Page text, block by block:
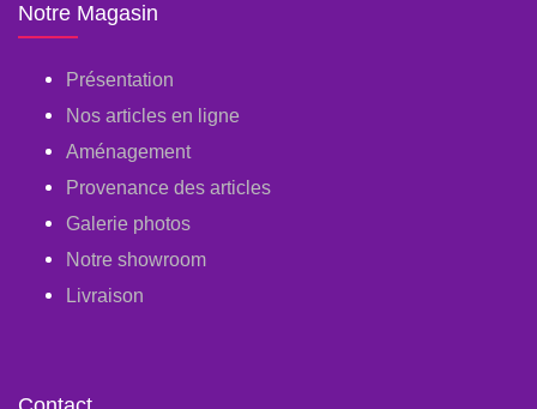
Notre Magasin
Présentation
Nos articles en ligne
Aménagement
Provenance des articles
Galerie photos
Notre showroom
Livraison